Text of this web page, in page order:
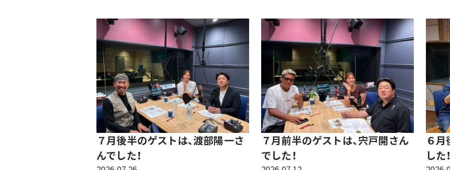
７月後半のゲストは、渡部陽一さ
んでした！
７月前半のゲストは、宍戸開さん
でした！
６
した！